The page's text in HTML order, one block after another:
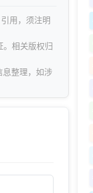
用，须注明
相关版权归
息整理，如涉